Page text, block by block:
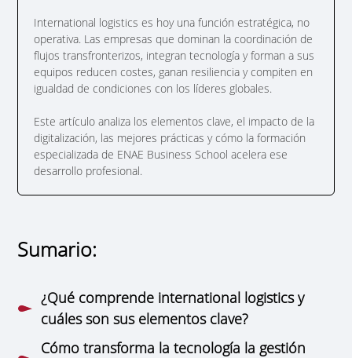
International logistics es hoy una función estratégica, no
operativa. Las empresas que dominan la coordinación de
flujos transfronterizos, integran tecnología y forman a sus
equipos reducen costes, ganan resiliencia y compiten en
igualdad de condiciones con los líderes globales.
Este artículo analiza los elementos clave, el impacto de la
digitalización, las mejores prácticas y cómo la formación
especializada de ENAE Business School acelera ese
desarrollo profesional.
Sumario:
¿Qué comprende international logistics y
cuáles son sus elementos clave?
Cómo transforma la tecnología la gestión